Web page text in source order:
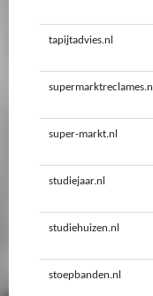
tapijtadvies.nl
supermarktreclames.nl
super-markt.nl
studiejaar.nl
studiehuizen.nl
stoepbanden.nl